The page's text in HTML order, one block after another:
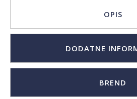
OPIS
DODATNE
BREND